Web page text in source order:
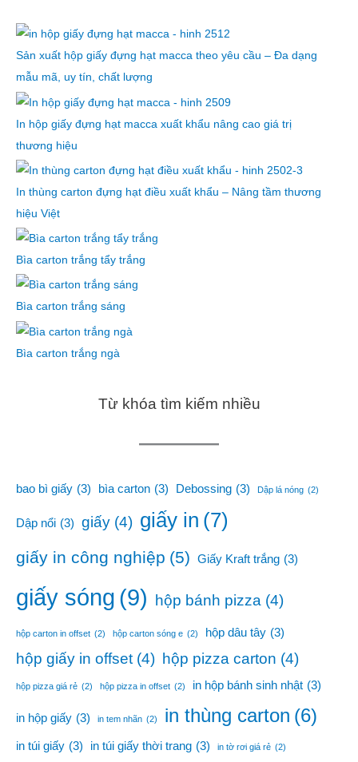
Sản xuất hộp giấy đựng hạt macca theo yêu cầu – Đa dạng
mẫu mã, uy tín, chất lượng
In hộp giấy đựng hạt macca xuất khẩu nâng cao giá trị
thương hiệu
In thùng carton đựng hạt điều xuất khẩu – Nâng tầm thương
hiệu Việt
Bìa carton trắng tẩy trắng
Bìa carton trắng sáng
Bìa carton trắng ngà
Từ khóa tìm kiếm nhiều
bao bì giấy (3) bìa carton (3) Debossing (3) Dập lá nóng (2)
Dập nổi (3) giấy (4) giấy in (7)
giấy in công nghiệp (5) Giấy Kraft trắng (3)
giấy sóng (9) hộp bánh pizza (4)
hộp carton in offset (2) hộp carton sóng e (2) hộp dâu tây (3)
hộp giấy in offset (4) hộp pizza carton (4)
hộp pizza giá rẻ (2) hộp pizza in offset (2) in hộp bánh sinh nhật (3)
in hộp giấy (3) in tem nhãn (2) in thùng carton (6)
in túi giấy (3) in túi giấy thời trang (3) in tờ rơi giá rẻ (2)